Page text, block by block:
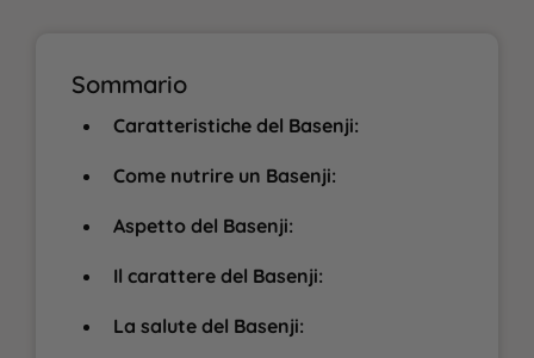
Sommario
Caratteristiche del Basenji:
Come nutrire un Basenji:
Aspetto del Basenji:
Il carattere del Basenji:
La salute del Basenji: